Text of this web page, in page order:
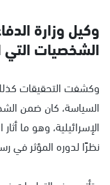
وكيل وزارة
الشخصيات التي
وكشفت التحقيقات
السياسة، كان ضمن
الإسرائيلية، وهو ما
نظرًا لدوره المؤثر في